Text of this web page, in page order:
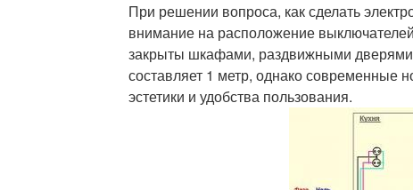
При решении вопроса, как сделать
внимание на расположение
закрыты шкафами, раздвижными
составляет 1 метр, однако современные
эстетики и удобства пользования.